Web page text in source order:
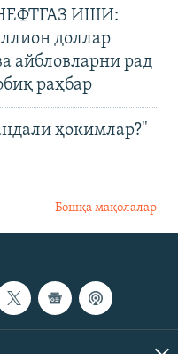
ИШИ:
доллар
айбловларни рад
раҳбар
ҳокимлар?"
Бошқа мақолалар